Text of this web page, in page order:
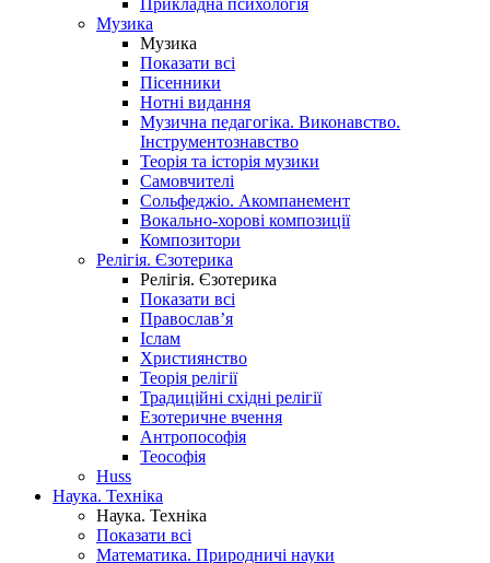
Прикладна психологія
Музика
Музика
Показати всі
Пісенники
Нотні видання
Музична педагогіка. Виконавство.
Інструментознавство
Теорія та історія музики
Самовчителі
Сольфеджіо. Акомпанемент
Вокально-хорові композиції
Композитори
Релігія. Єзотерика
Релігія. Єзотерика
Показати всі
Православ’я
Іслам
Християнство
Теорія релігії
Традиційні східні релігії
Езотеричне вчення
Антропософія
Теософія
Huss
Наука. Техніка
Наука. Техніка
Показати всі
Математика. Природничі науки